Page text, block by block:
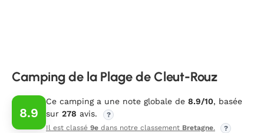
Camping de la Plage de Cleut-Rouz
8.9
Ce camping a une note globale de 8.9/10, basée
sur 278 avis.
?
Il est classé 9e dans notre classement Bretagne. ?